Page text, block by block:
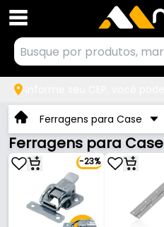
Ferragens para Case
Ferragens para Case
-23%